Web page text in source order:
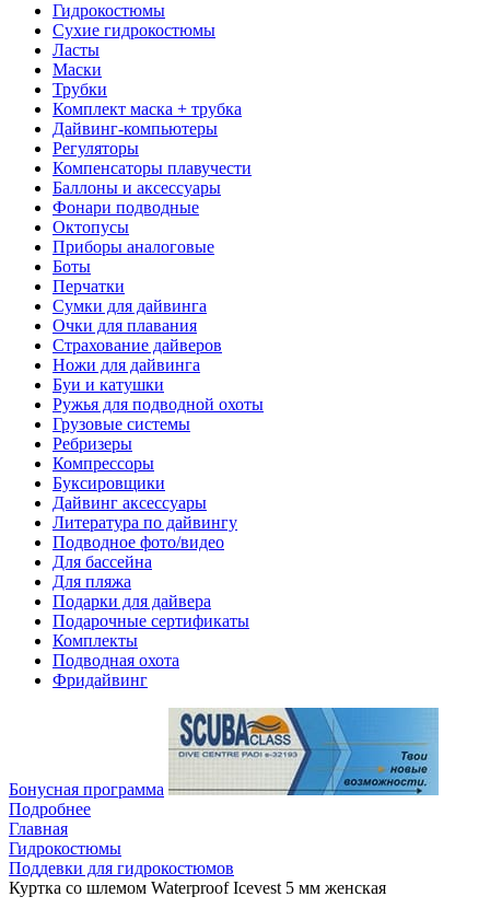
Гидрокостюмы
Сухие гидрокостюмы
Ласты
Маски
Трубки
Комплект маска + трубка
Дайвинг-компьютеры
Регуляторы
Компенсаторы плавучести
Баллоны и аксессуары
Фонари подводные
Октопусы
Приборы аналоговые
Боты
Перчатки
Сумки для дайвинга
Очки для плавания
Страхование дайверов
Ножи для дайвинга
Буи и катушки
Ружья для подводной охоты
Грузовые системы
Ребризеры
Компрессоры
Буксировщики
Дайвинг аксессуары
Литература по дайвингу
Подводное фото/видео
Для бассейна
Для пляжа
Подарки для дайвера
Подарочные сертификаты
Комплекты
Подводная охота
Фридайвинг
Бонусная программа
Подробнее
Главная
Гидрокостюмы
Поддевки для гидрокостюмов
Куртка со шлемом Waterproof Icevest 5 мм женская